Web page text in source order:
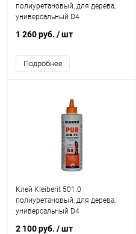
полиуретановый, для дерева,
универсальный D4
1 260 руб. / шт
Подробнее
Клей Kleiberit 501.0
полиуретановый, для дерева,
универсальный D4
2 100 руб. / шт